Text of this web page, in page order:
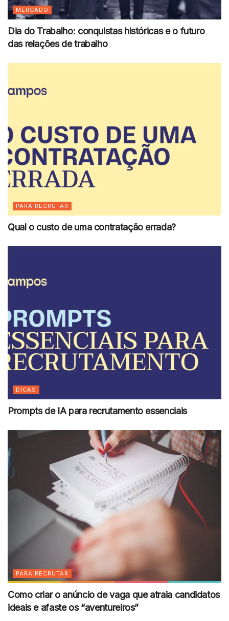
MERCADO
Dia do Trabalho: conquistas históricas e o futuro
das relações de trabalho
PARA RECRUTAR
Qual o custo de uma contratação errada?
DICAS
Prompts de IA para recrutamento essenciais
PARA RECRUTAR
Como criar o anúncio de vaga que atraia candidatos
ideais e afaste os “aventureiros”